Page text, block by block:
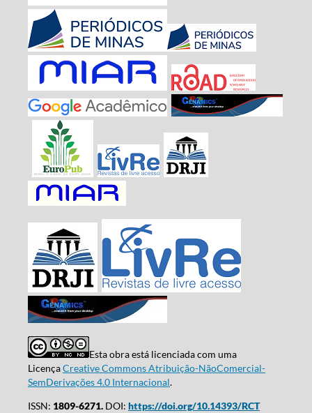
Esta obra está licenciada com uma
LicençaCreative Commons Atribuição-NãoComercial-
SemDerivações 4.0 Internacional.
ISSN: 1809-6271.DOI: https://doi.org/10.14393/RCT